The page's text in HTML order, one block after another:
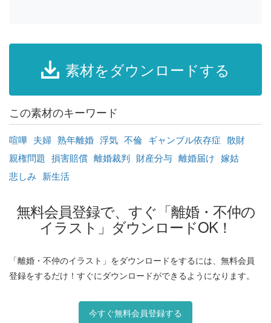
素材をダウンロードする
この素材のキーワード
喧嘩 夫婦 熟年離婚 浮気 不倫 ギャンブル依存症 散財
親権問題 損害賠償 離婚裁判 財産分与 離婚届け 嫁姑
悲しみ 新生活
無料会員登録で、すぐ「離婚・不仲の
イラスト」ダウンロードOK！
「離婚・不仲のイラスト」をダウンロードをするには、無料会員
登録をするだけ！すぐにダウンロードができるようになります。
今すぐ無料会員登録する